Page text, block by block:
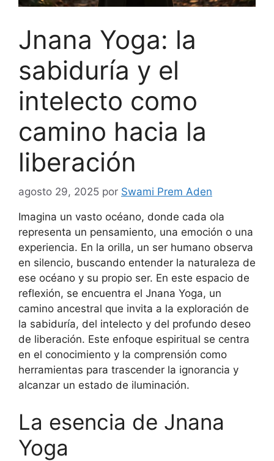
Jnana Yoga: la
sabiduría y el
intelecto como
camino hacia la
liberación
agosto 29, 2025 por Swami Prem Aden
Imagina un vasto océano, donde cada ola
representa un pensamiento, una emoción o una
experiencia. En la orilla, un ser humano observa
en silencio, buscando entender la naturaleza de
ese océano y su propio ser. En este espacio de
reflexión, se encuentra el Jnana Yoga, un
camino ancestral que invita a la exploración de
la sabiduría, del intelecto y del profundo deseo
de liberación. Este enfoque espiritual se centra
en el conocimiento y la comprensión como
herramientas para trascender la ignorancia y
alcanzar un estado de iluminación.
La esencia de Jnana
Yoga